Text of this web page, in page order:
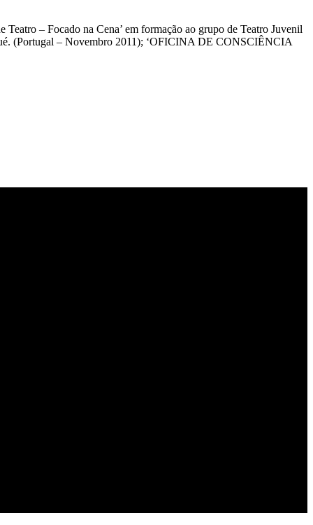
– Focado na Cena’ em formação ao grupo de Teatro Juvenil
(Portugal – Novembro 2011); ‘OFICINA DE CONSCIÊNCIA